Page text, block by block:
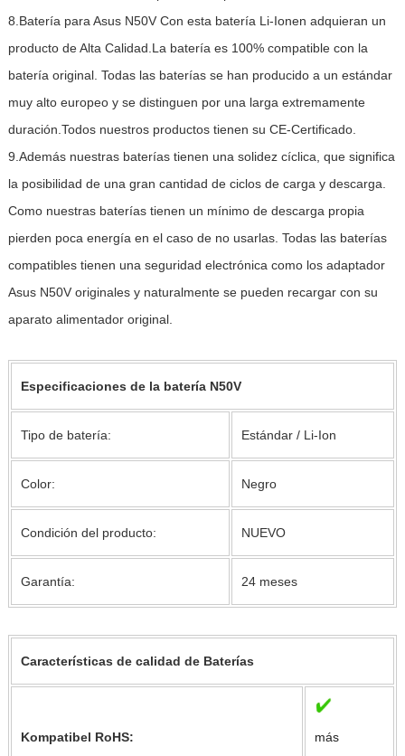
8.Batería para Asus N50V Con esta batería Li-Ionen adquieran un
producto de Alta Calidad.La batería es 100% compatible con la
batería original. Todas las baterías se han producido a un estándar
muy alto europeo y se distinguen por una larga extremamente
duración.Todos nuestros productos tienen su CE-Certificado.
9.Además nuestras baterías tienen una solidez cíclica, que significa
la posibilidad de una gran cantidad de ciclos de carga y descarga.
Como nuestras baterías tienen un mínimo de descarga propia
pierden poca energía en el caso de no usarlas. Todas las baterías
compatibles tienen una seguridad electrónica como los adaptador
Asus N50V originales y naturalmente se pueden recargar con su
aparato alimentador original.
Especificaciones de la batería N50V
Tipo de batería: Estándar / Li-Ion
Color: Negro
Condición del producto: NUEVO
Garantía: 24 meses
Características de calidad de Baterías
Kompatibel RoHS:
más